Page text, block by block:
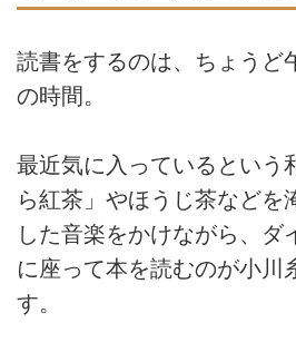
読書をするのは、ちょうど
の時間。
最近気に入っているという
ら紅茶」やほうじ茶などを
した音楽をかけながら、ダ
に座って本を読むのが小川
す。